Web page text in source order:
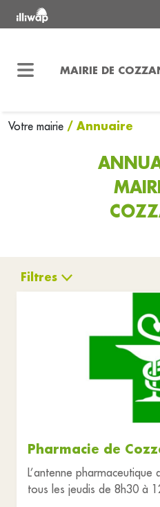
MAIRIE DE
Votre mairie / Annuaire
Filtres
Commerces
Santé et
Sports et
Urgences
Pharmacie de
L’antenne
tous les jeudis de 8h30 à